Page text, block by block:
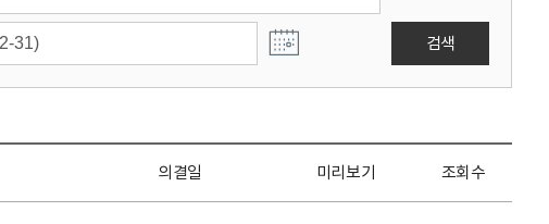
검색
의결일 미리보기 조회수